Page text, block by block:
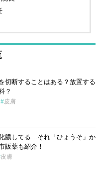
切断することはある？放置する
？
皮膚
膿してる…それ「ひょうそ」か
販薬も紹介！
皮膚